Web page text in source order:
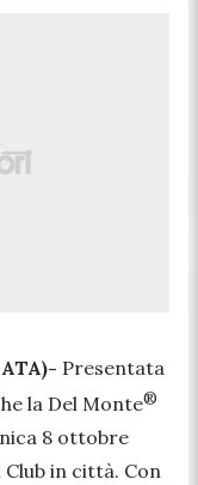
Presentata
la Del Monte®
8 ottobre
in città. Con